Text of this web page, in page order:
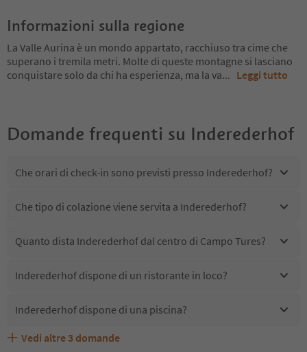
Informazioni sulla regione
La Valle Aurina è un mondo appartato, racchiuso tra cime che
superano i tremila metri. Molte di queste montagne si lasciano
conquistare solo da chi ha esperienza, ma la va... Leggi tutto
Domande frequenti su Inderederhof
Che orari di check-in sono previsti presso Inderederhof?
Che tipo di colazione viene servita a Inderederhof?
Quanto dista Inderederhof dal centro di Campo Tures?
Inderederhof dispone di un ristorante in loco?
Inderederhof dispone di una piscina?
Inderederhof accetta animali domestici?
Quali servizi/attività sono disponibili presso
Gli ospiti di Inderederhof ricevono l'Alto Adige Guest
Vedi altre 3 domande